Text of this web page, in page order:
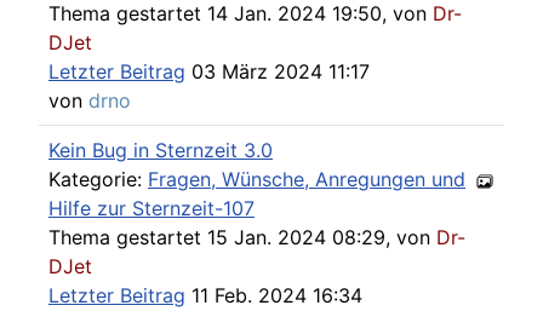
Thema gestartet 14 Jan. 2024 19:50, von Dr-
DJet
Letzter Beitrag 03 März 2024 11:17
von drno
Kein Bug in Sternzeit 3.0
Kategorie: Fragen, Wünsche, Anregungen und
Hilfe zur Sternzeit-107
Thema gestartet 15 Jan. 2024 08:29, von Dr-
DJet
Letzter Beitrag 11 Feb. 2024 16:34